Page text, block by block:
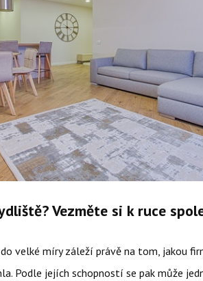
Vezměte si k ruce
do velké míry záleží právě na tom, jakou
Podle jejích schopností se pak může